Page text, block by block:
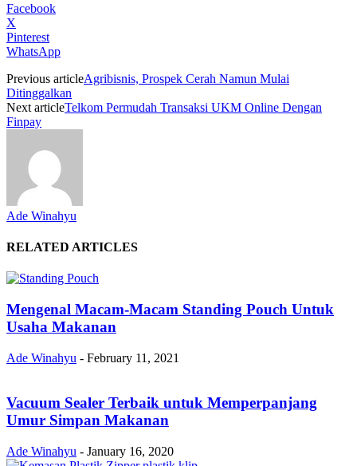
Facebook
X
Pinterest
WhatsApp
Previous articleAgribisnis, Prospek Cerah Namun Mulai
Ditinggalkan
Next articleTelkom Permudah Transaksi UKM Online Dengan
Finpay
Ade Winahyu
RELATED ARTICLES
Mengenal Macam-Macam Standing Pouch Untuk
Usaha Makanan
Ade Winahyu - February 11, 2021
Vacuum Sealer Terbaik untuk Memperpanjang
Umur Simpan Makanan
Ade Winahyu - January 16, 2020